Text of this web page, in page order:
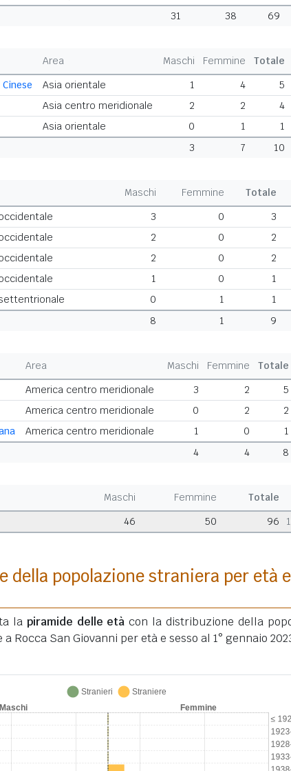
31 38 69
Area Maschi Femmine Totale
Asia orientale 1 4 5
Asia centro meridionale 2 2 4
Asia orientale 0 1 1
3 7 10
Maschi Femmine Totale
3 0 3
2 0 2
2 0 2
1 0 1
0 1 1
8 1 9
Area Maschi Femmine Totale
America centro meridionale 3 2 5
America centro meridionale 0 2 2
America centro meridionale 1 0 1
4 4 8
Maschi Femmine Totale
46 50 96
della popolazione straniera per età e
la piramide delle età con la distribuzione della
Rocca San Giovanni per età e sesso al 1° gennaio